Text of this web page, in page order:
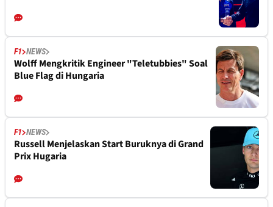
F1 NEWS
Wolff Mengkritik Engineer "Teletubbies" Soal
Blue Flag di Hungaria
F1 NEWS
Russell Menjelaskan Start Buruknya di Grand
Prix Hugaria